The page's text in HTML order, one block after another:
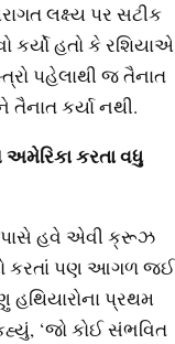
લક્ષ્ય પર સટીક
કર્યો હતો કે રશિયાએ
પહેલાથી જ તૈનાત
કર્યા નથી.
કરતા વધુ
પાસે હવે એવી ક્રૂઝ
કરતાં પણ આગળ જઈ
પ્રથમ
‘જો કોઈ સંભવિત